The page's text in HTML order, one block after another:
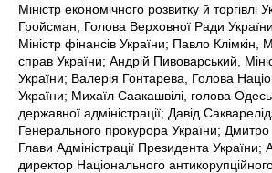
Міністр економічного розвитку й
Гройсман, Голова Верховної Ради
Міністр фінансів України; Павло Клімкін,
справ України; Андрій Пивоварський,
України; Валерія Гонтарева, Голова
України; Михаїл Саакашвілі, голова
державної адміністрації; Давід
Генерального прокурора України;
Глави Адміністрації Президента України;
директор Національного